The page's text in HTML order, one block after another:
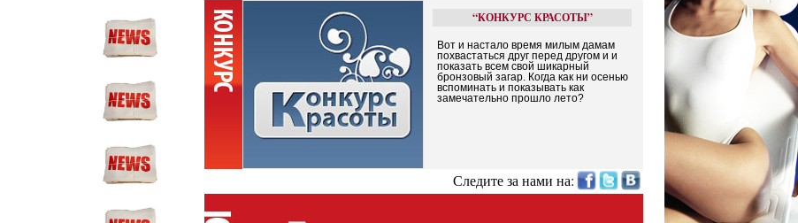
“КОНКУРС КРАСОТЫ”
Вот и настало время милым дамам
похвастаться друг перед другом и и
показать всем свой шикарный
бронзовый загар. Когда как ни осенью
вспоминать и показывать как
замечательно прошло лето?
Следите за нами на: